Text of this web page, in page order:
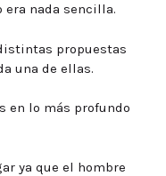
era nada sencilla.
propuestas
una de ellas.
en lo más profundo
ya que el hombre